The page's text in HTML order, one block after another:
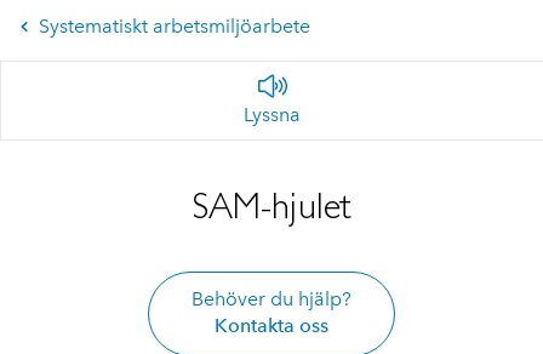
Systematiskt arbetsmiljöarbete
Lyssna
SAM-hjulet
Behöver du hjälp?
Kontakta oss